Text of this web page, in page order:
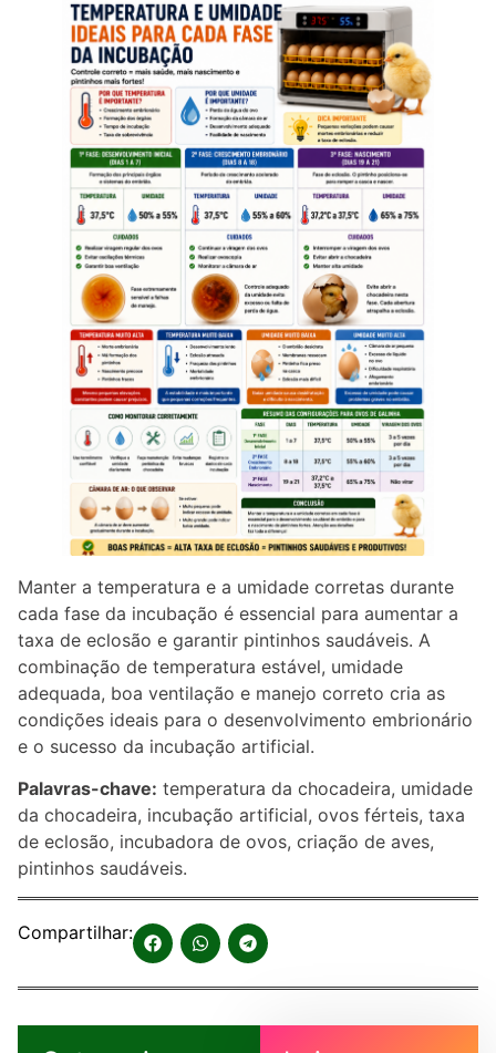
Manter a temperatura e a umidade corretas durante
cada fase da incubação é essencial para aumentar a
taxa de eclosão e garantir pintinhos saudáveis. A
combinação de temperatura estável, umidade
adequada, boa ventilação e manejo correto cria as
condições ideais para o desenvolvimento embrionário
e o sucesso da incubação artificial.
Palavras-chave: temperatura da chocadeira, umidade
da chocadeira, incubação artificial, ovos férteis, taxa
de eclosão, incubadora de ovos, criação de aves,
pintinhos saudáveis.
Compartilhar: